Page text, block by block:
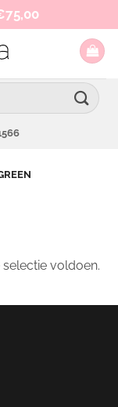
verzonden!
voldoen.
75,00